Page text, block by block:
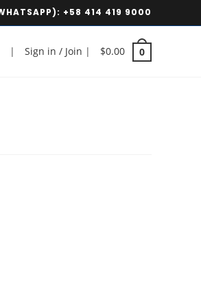
+58 414 419 9000
| Sign in / Join | $0.00 0